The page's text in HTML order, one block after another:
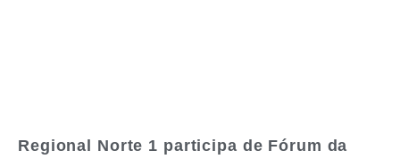
Regional Norte 1 participa de Fórum da